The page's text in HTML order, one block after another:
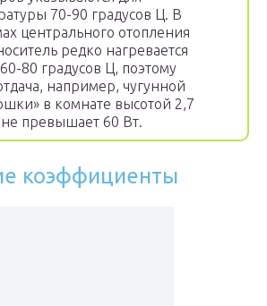
70-90 градусов Ц. В
центрального отопления
редко нагревается
80 градусов Ц, поэтому
например, чугунной
в комнате высотой 2,7
превышает 60 Вт.
коэффициенты